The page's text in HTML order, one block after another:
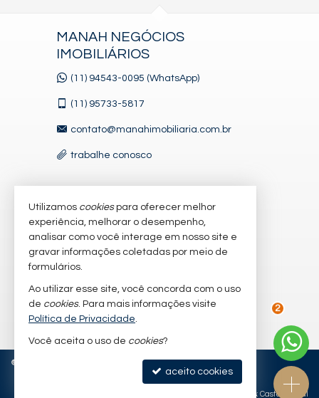
MANAH NEGÓCIOS
IMOBILIÁRIOS
(11) 94543-0095 (WhatsApp)
(11) 95733-5817
contato@manahimobiliaria.com.br
trabalhe conosco
VEJA MAIS
receba nosso newsletter
imóveis favoritos
mapa de imóveis
© Política de Privacidade
Site para imobiliárias: Castel Digital
2
Utilizamos cookiespara oferecer melhor
experiência, melhorar o desempenho,
analisar como você interage em nosso site e
gravar informações coletadas por meio de
formulários.
Ao utilizar esse site, você concorda com o uso
de cookies. Para mais informações visite
Política de Privacidade.
Você aceita o uso de cookies?
aceito cookies